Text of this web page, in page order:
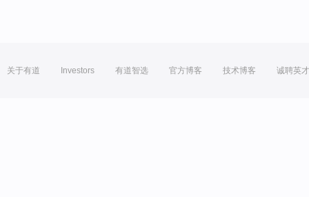
关于有道 Investors 有道智选 官方博客 技术博客 诚聘英才